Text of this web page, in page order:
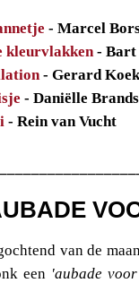
- Marcel
kleurvlakken- Bart
- Gerard Koek
- Daniëlle
- Rein van Vucht
van de
een 'aubade